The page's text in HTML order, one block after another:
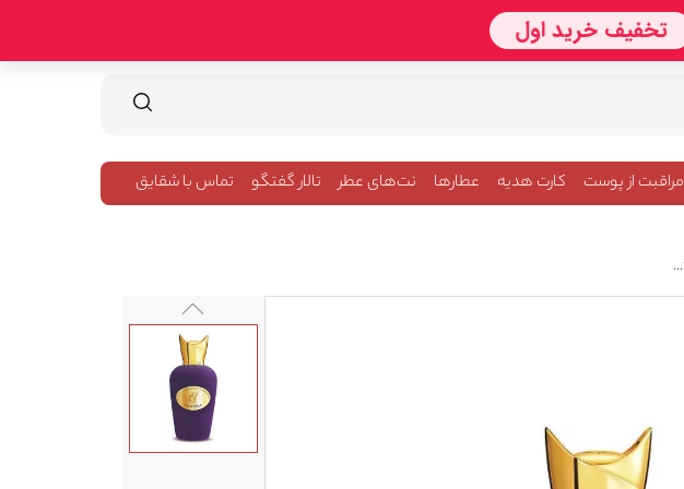
مراقبت از پوست کارت هدیه عطارها نت‌های عطر تالار گفتگو تماس با شقایق
Sospiro Perfumes Ensemble For Women And Men EDP